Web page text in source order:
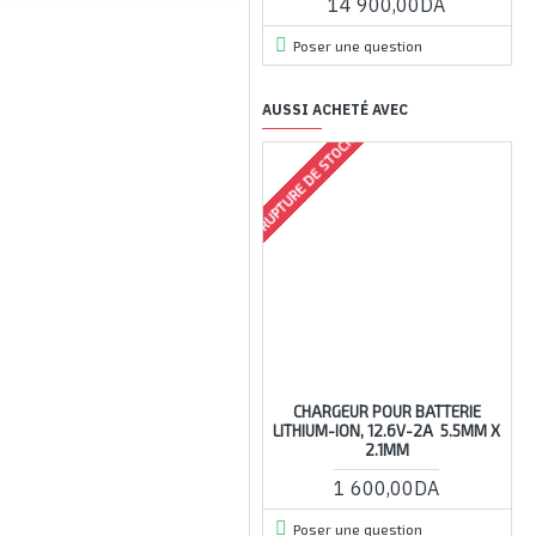
Poser une question
AUSSI ACHETÉ AVEC
RUPTURE DE STOCK
CHARGEUR POUR BATTERIE
LITHIUM-ION, 12.6V-2A 5.5MM X
2.1MM
1 600,00DA
Poser une question